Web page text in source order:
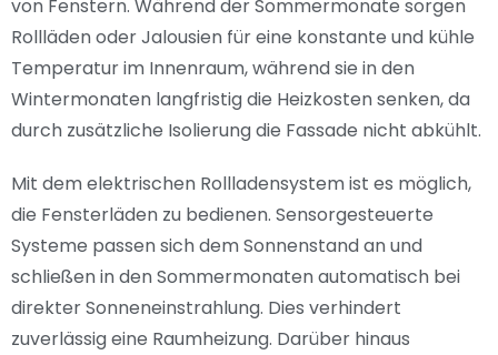
von Fenstern. Während der Sommermonate sorgen
Rollläden oder Jalousien für eine konstante und kühle
Temperatur im Innenraum, während sie in den
Wintermonaten langfristig die Heizkosten senken, da
durch zusätzliche Isolierung die Fassade nicht abkühlt.
Mit dem elektrischen Rollladensystem ist es möglich,
die Fensterläden zu bedienen. Sensorgesteuerte
Systeme passen sich dem Sonnenstand an und
schließen in den Sommermonaten automatisch bei
direkter Sonneneinstrahlung. Dies verhindert
zuverlässig eine Raumheizung. Darüber hinaus